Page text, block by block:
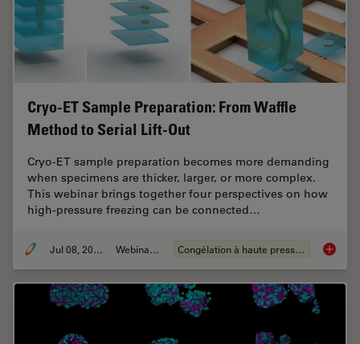
Cryo-ET Sample Preparation: From Waffle
Method to Serial Lift-Out
Cryo-ET sample preparation becomes more demanding
when specimens are thicker, larger, or more complex.
This webinar brings together four perspectives on how
high-pressure freezing can be connected…
Jul 08, 2026 Webinaire Congélation à haute pression Cryo-